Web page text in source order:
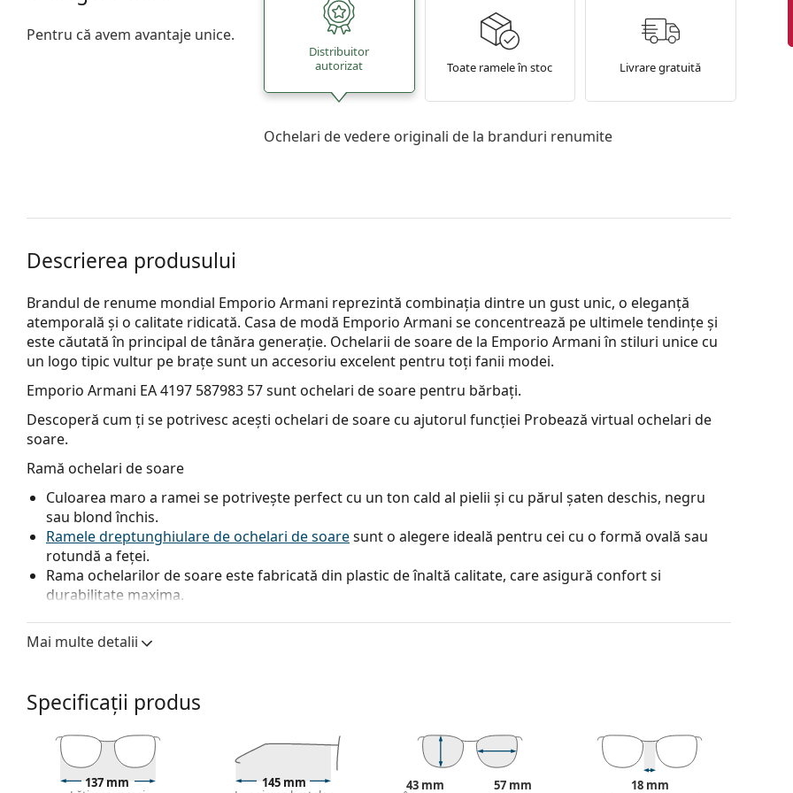
Pentru că avem avantaje unice.
Distribuitor
autorizat
Toate ramele în stoc Livrare gratuită
Ochelari de vedere originali de la branduri renumite
Descrierea produsului
Brandul de renume mondial Emporio Armani reprezintă combinația dintre un gust unic, o eleganță
atemporală și o calitate ridicată. Casa de modă Emporio Armani se concentrează pe ultimele tendințe și
este căutată în principal de tânăra generație. Ochelarii de soare de la Emporio Armani în stiluri unice cu
un logo tipic vultur pe brațe sunt un accesoriu excelent pentru toți fanii modei.
Emporio Armani EA 4197 587983 57sunt ochelari de soare pentru bărbați.
Descoperă cum ți se potrivesc acești ochelari de soare cu ajutorul funcției Probează virtual ochelari de
soare.
Ramă ochelari de soare
Culoarea maro a ramei se potrivește perfect cu un ton cald al pielii și cu părul șaten deschis, negru
sau blond închis.
Ramele dreptunghiulare de ochelari de soaresunt o alegere ideală pentru cei cu o formă ovală sau
rotundă a feței.
Rama ochelarilor de soare este fabricată din plastic de înaltă calitate, care asigură confort si
durabilitate maxima.
Lentile ochelari de soare
Lentilele maro blochează ușor lumina albastră, filtrează reflexiile și asigură o vedere mai clară. Sunt
Lentilele sunt fabricate din plastic, ale cărui avantaje incontestabile sunt greutatea redusă și
rezistența la fisuri.
Datorită tehnologiei unice a
lentilelor polarizate
, ochelarii de soare oferă o vedere perfectă, elimină
reflexiile nedorite și protejează ochii împotriva radiațiilor ultraviolete. Îmbunătățesc rezoluția,
profunzimea câmpului vizual și focalizarea. Ochelarii de soare polarizați
filtrează reflexiile periculoase
Mai multe detalii
Specificații produs
137 mm 145 mm 43 mm 57 mm 18 mm